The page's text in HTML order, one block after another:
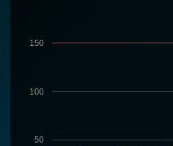
50
100
150